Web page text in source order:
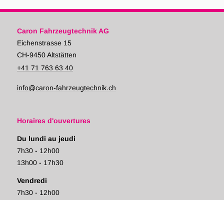
Caron Fahrzeugtechnik AG
Eichenstrasse 15
CH-9450 Altstätten
+41 71 763 63 40
info@caron-fahrzeugtechnik.ch
Horaires d'ouvertures
Du lundi au jeudi
7h30 - 12h00
13h00 - 17h30
Vendredi
7h30 - 12h00